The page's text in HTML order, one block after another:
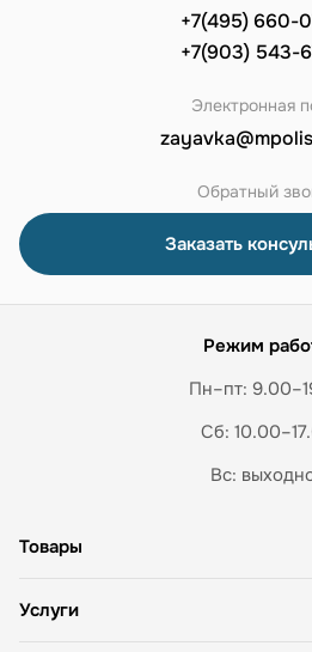
+7(495) 660-
+7(903) 543-
Электронная
Обратный
Заказать
Режим
Пн–пт:
Сб:
Вс:
Товары
Услуги